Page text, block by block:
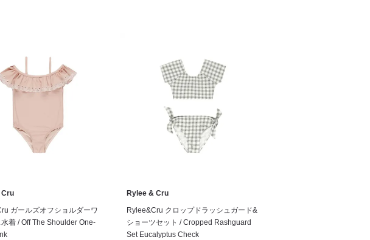
Cru
ガールズオフショルダーワ
着 / Off The Shoulder One-
Rylee & Cru
Rylee&Cru クロップドラッシュガード&
ショーツセット / Cropped Rashguard
Set Eucalyptus Check